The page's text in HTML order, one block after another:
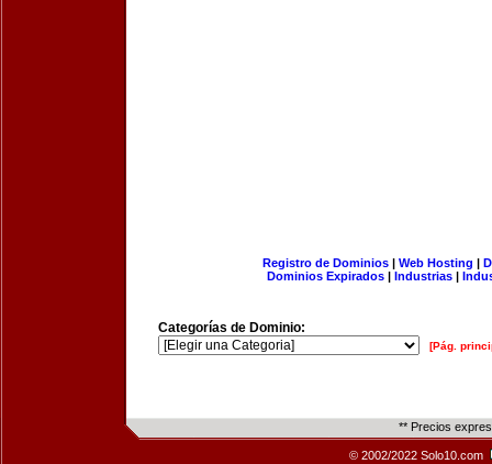
Registro de Dominios| Web Hosting |
Dominios Expirados | Industrias |
Categorías de Dominio:
[Pág.
** Precios
© 2002/2022 Solo10.com